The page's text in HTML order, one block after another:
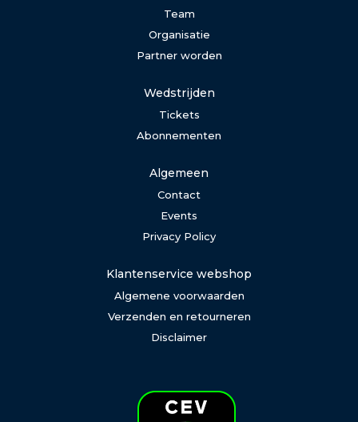
Team
Organisatie
Partner worden
Wedstrijden
Tickets
Abonnementen
Algemeen
Contact
Events
Privacy Policy
Klantenservice webshop
Algemene voorwaarden
Verzenden en retourneren
Disclaimer